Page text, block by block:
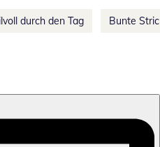
durch den Tag Bunte